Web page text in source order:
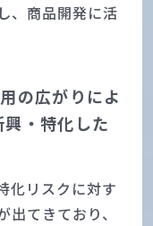
、商品開発に活
の広がりによ
・特化した
化リスクに対す
てきており、